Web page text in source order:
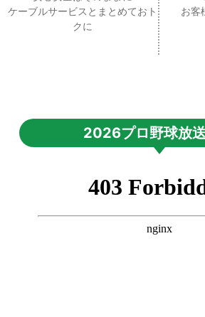
ケーブルサービスとまとめておト
クに
お客
2026プロ野球放